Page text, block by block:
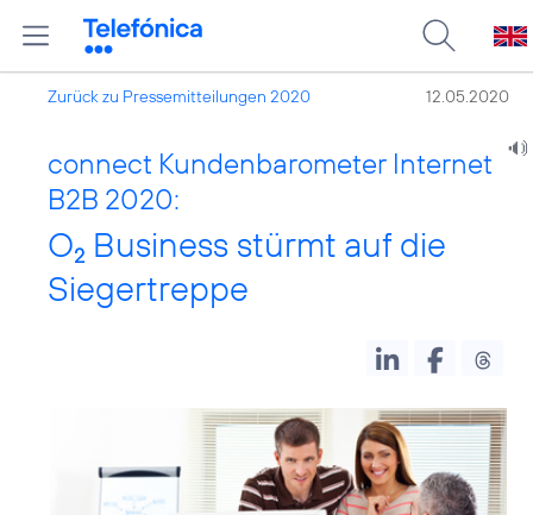
Zurück zu Pressemitteilungen 2020 12.05.2020
connect Kundenbarometer Internet
B2B 2020:
O2 Business stürmt auf die
Siegertreppe